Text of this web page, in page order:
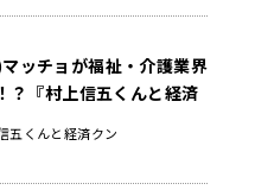
ッチョが福祉・介護業界
？『村上信五くんと経済
五くんと経済クン